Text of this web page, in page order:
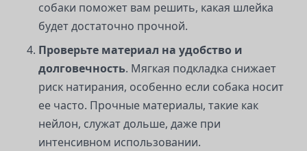
собаки поможет вам решить, какая шлейка
будет достаточно прочной.
Проверьте материал на удобство и
долговечность. Мягкая подкладка снижает
риск натирания, особенно если собака носит
ее часто. Прочные материалы, такие как
нейлон, служат дольше, даже при
интенсивном использовании.